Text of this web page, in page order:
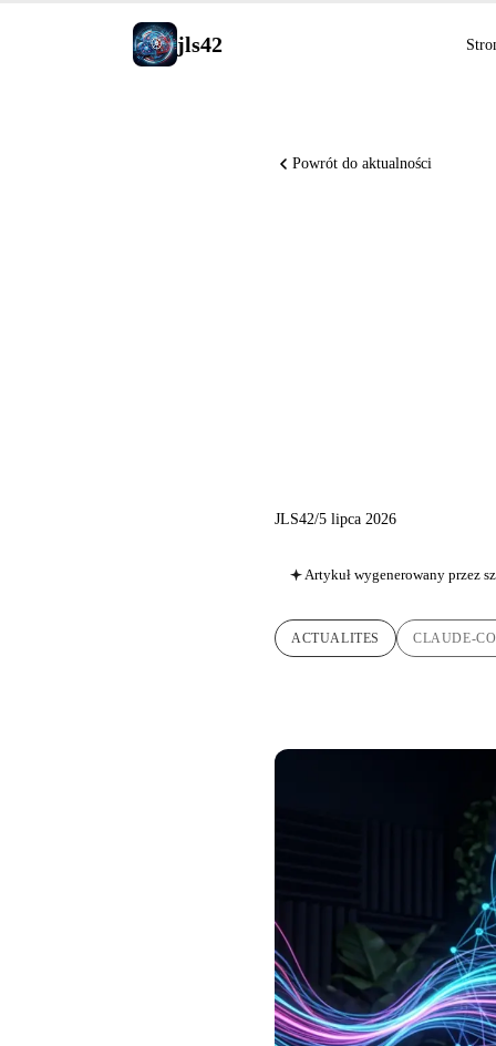
jls42
Powrót do aktualności
JLS42/5 lipca 2026
Artykuł wygenerowany przez
ACTUALITES CLAUDE-